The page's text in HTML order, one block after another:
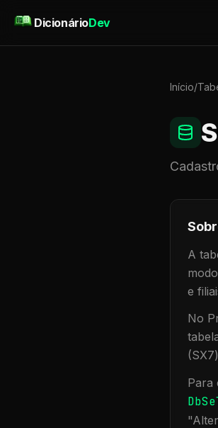
DicionárioDev
Início/
A
e
No
Para
"